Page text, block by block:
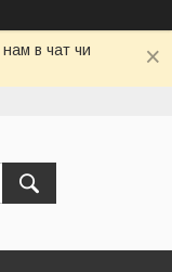
в чат чи